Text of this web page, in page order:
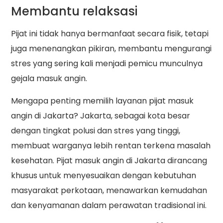
Membantu relaksasi
Pijat ini tidak hanya bermanfaat secara fisik, tetapi
juga menenangkan pikiran, membantu mengurangi
stres yang sering kali menjadi pemicu munculnya
gejala masuk angin.
Mengapa penting memilih layanan pijat masuk
angin di Jakarta? Jakarta, sebagai kota besar
dengan tingkat polusi dan stres yang tinggi,
membuat warganya lebih rentan terkena masalah
kesehatan. Pijat masuk angin di Jakarta dirancang
khusus untuk menyesuaikan dengan kebutuhan
masyarakat perkotaan, menawarkan kemudahan
dan kenyamanan dalam perawatan tradisional ini.